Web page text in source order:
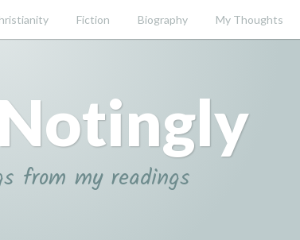
Fiction Biography My Thoughts
from my readings